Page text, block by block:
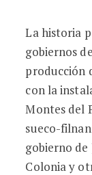
La historia
gobiernos
producción
con la
Montes del
sueco-
gobierno de
Colonia y